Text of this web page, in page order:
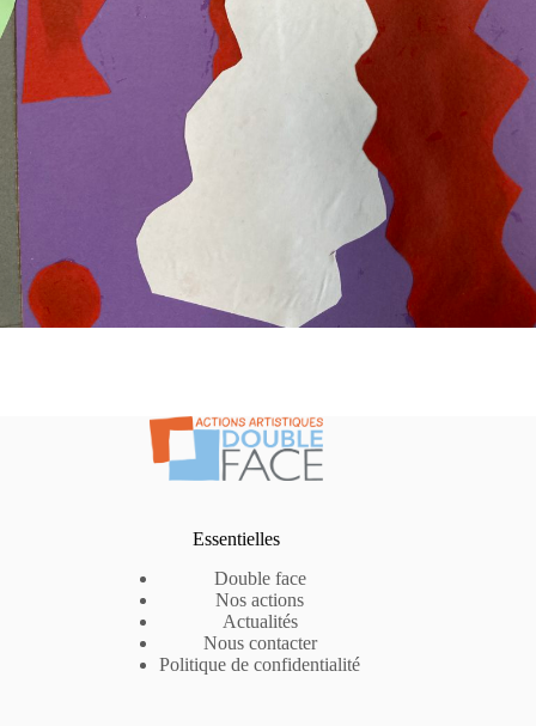
Essentielles
Double face
Nos actions
Actualités
Nous contacter
Politique de confidentialité